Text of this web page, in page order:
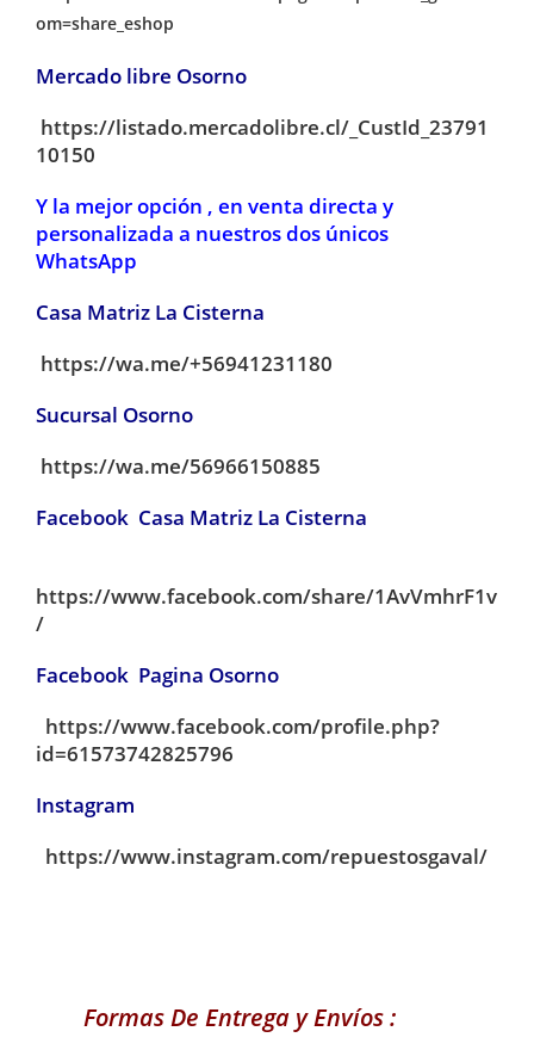
om=share_eshop
Mercado libre Osorno
https://listado.mercadolibre.cl/_CustId_23791
10150
Y la mejor opción , en venta directa y
personalizada a nuestros dos únicos
WhatsApp
Casa Matriz La Cisterna
https://wa.me/+56941231180
Sucursal Osorno
https://wa.me/56966150885
Facebook Casa Matriz La Cisterna
https://www.facebook.com/share/1AvVmhrF1v
/
Facebook Pagina Osorno
https://www.facebook.com/profile.php?
id=61573742825796
Instagram
https://www.instagram.com/repuestosgaval/
Formas De Entrega y Envíos :